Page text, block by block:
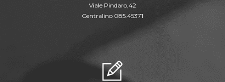
Viale Pindaro,42
Centralino 085.45371